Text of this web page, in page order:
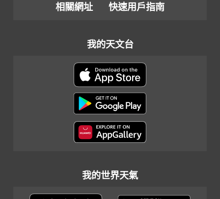
相關網址
快速用戶指南
我的天文台
我的世界天氣